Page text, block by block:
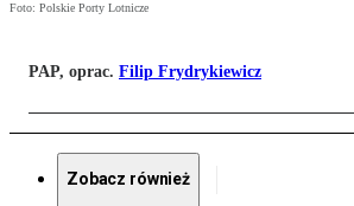
Foto: Polskie Porty Lotnicze
PAP, oprac. Filip Frydrykiewicz
Zobacz również